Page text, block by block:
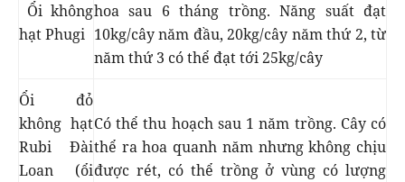
Ổi không
hạt Phugi
hoa sau 6 tháng trồng. Năng suất đạt
10kg/cây năm đầu, 20kg/cây năm thứ 2, từ
năm thứ 3 có thể đạt tới 25kg/cây
Ổi đỏ
không hạt
Rubi Đài
Loan (ổi
Có thể thu hoạch sau 1 năm trồng. Cây có
thể ra hoa quanh năm nhưng không chịu
được rét, có thể trồng ở vùng có lượng